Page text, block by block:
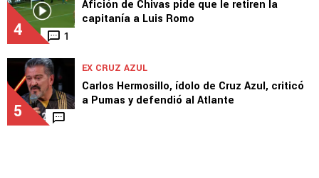
4 1
Afición de Chivas pide que le retiren la
capitanía a Luis Romo
5
EX CRUZ AZUL
Carlos Hermosillo, ídolo de Cruz Azul, criticó
a Pumas y defendió al Atlante